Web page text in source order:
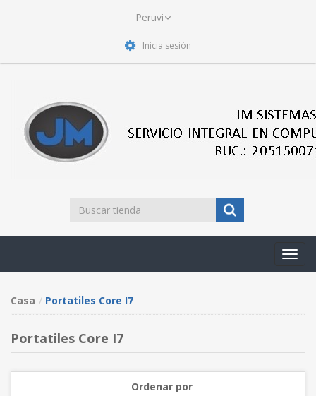
Inicia sesión
Casa Portatiles Core I7
Portatiles Core I7
Ordenar por